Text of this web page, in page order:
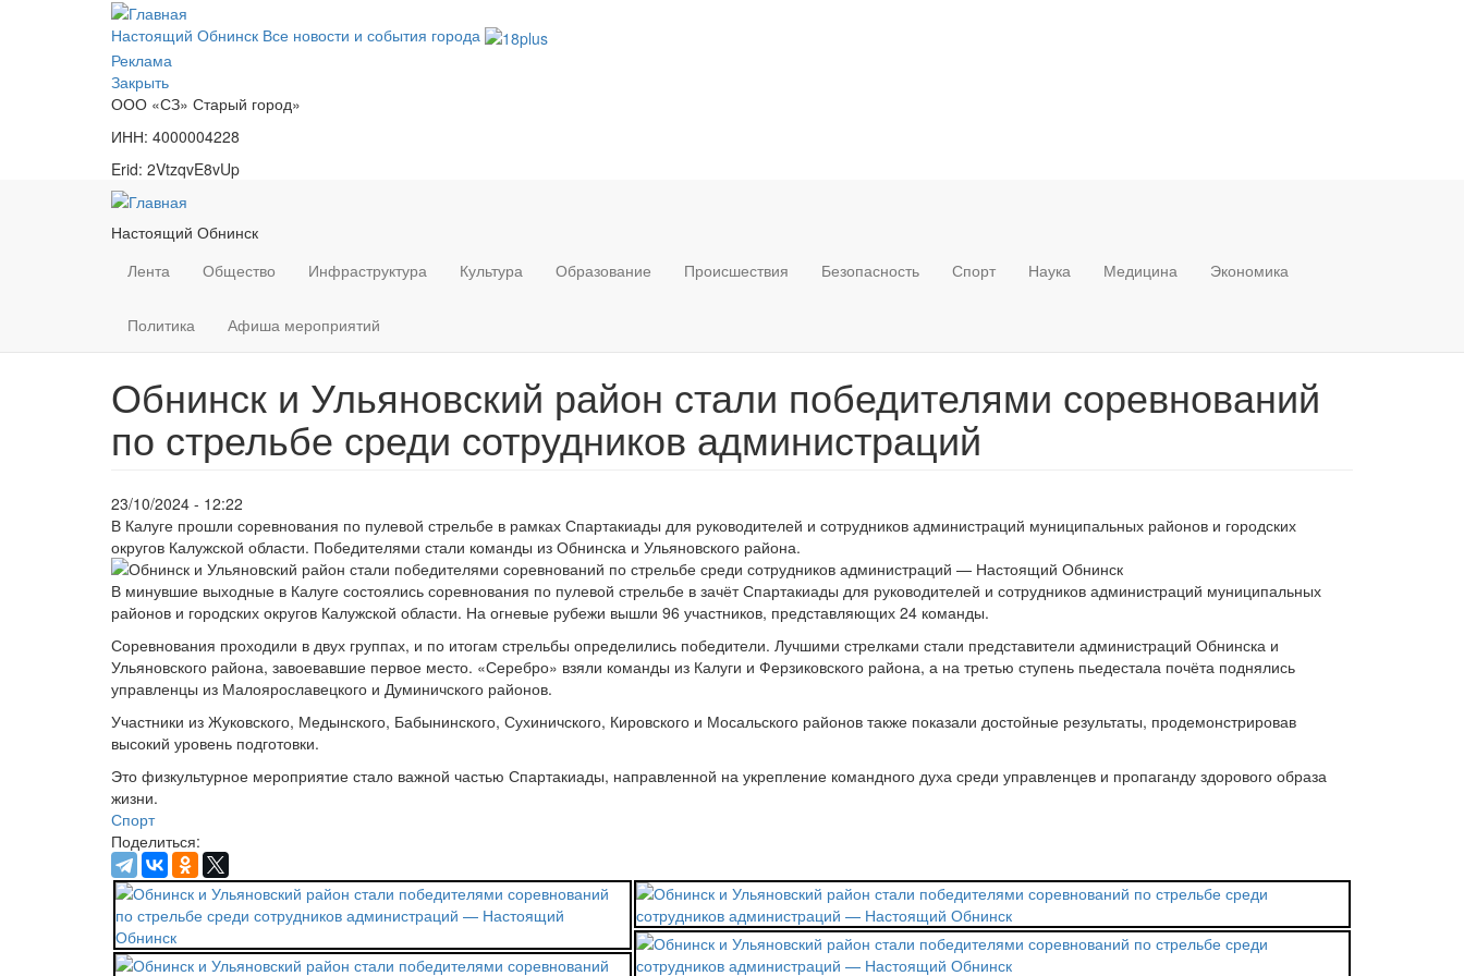
Настоящий Обнинск Все новости и события города
Реклама
Закрыть
ООО «СЗ» Старый город»
ИНН: 4000004228
Erid: 2VtzqvE8vUp
Настоящий Обнинск
Лента
Общество Инфраструктура Культура Образование Происшествия Безопасность Спорт Наука Медицина Экономика
Политика Афиша мероприятий
Обнинск и Ульяновский район стали победителями соревнований
по стрельбе среди сотрудников администраций
23/10/2024 - 12:22
В Калуге прошли соревнования по пулевой стрельбе в рамках Спартакиады для руководителей и сотрудников администраций муниципальных районов и городских
округов Калужской области. Победителями стали команды из Обнинска и Ульяновского района.
В минувшие выходные в Калуге состоялись соревнования по пулевой стрельбе в зачёт Спартакиады для руководителей и сотрудников администраций муниципальных
районов и городских округов Калужской области. На огневые рубежи вышли 96 участников, представляющих 24 команды.
Соревнования проходили в двух группах, и по итогам стрельбы определились победители. Лучшими стрелками стали представители администраций Обнинска и
Ульяновского района, завоевавшие первое место. «Серебро» взяли команды из Калуги и Ферзиковского района, а на третью ступень пьедестала почёта поднялись
управленцы из Малоярославецкого и Думиничского районов.
Участники из Жуковского, Медынского, Бабынинского, Сухиничского, Кировского и Мосальского районов также показали достойные результаты, продемонстрировав
высокий уровень подготовки.
Это физкультурное мероприятие стало важной частью Спартакиады, направленной на укрепление командного духа среди управленцев и пропаганду здорового образа
жизни.
Спорт
Поделиться: